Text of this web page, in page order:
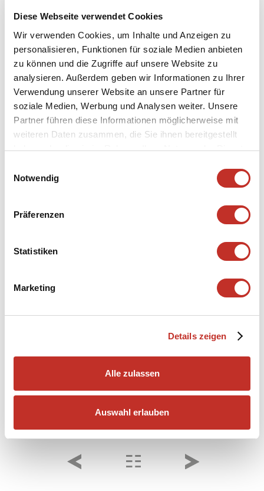
Diese Webseite verwendet Cookies
Wir verwenden Cookies, um Inhalte und Anzeigen zu
personalisieren, Funktionen für soziale Medien anbieten
zu können und die Zugriffe auf unsere Website zu
analysieren. Außerdem geben wir Informationen zu Ihrer
Verwendung unserer Website an unsere Partner für
soziale Medien, Werbung und Analysen weiter. Unsere
Partner führen diese Informationen möglicherweise mit
weiteren Daten zusammen, die Sie ihnen bereitgestellt
haben oder die sie im Rahmen Ihrer Nutzung der Dienste
Notwendig
Präferenzen
Statistiken
Marketing
Details zeigen
Alle zulassen
Auswahl erlauben